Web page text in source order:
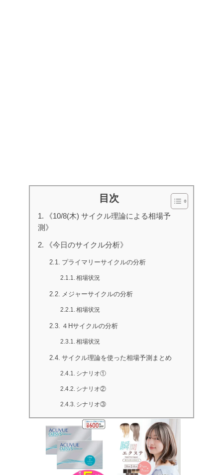
目次
《10/8(木) サイクル理論による相場予
測》
《今日のサイクル分析》
プライマリーサイクルの分析
相場状況
メジャーサイクルの分析
相場状況
４Hサイクルの分析
相場状況
サイクル理論を使った相場予測まとめ
シナリオ①
シナリオ②
シナリオ③